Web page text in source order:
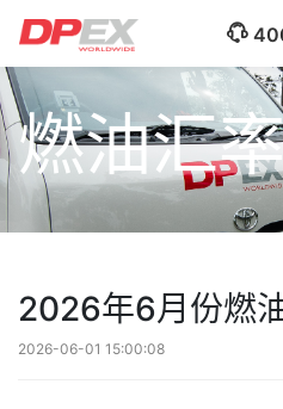
燃油汇
2026年6月份燃
2026-06-01 15:00:08